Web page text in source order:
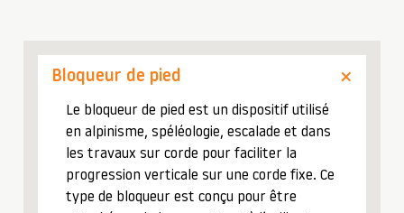
Bloqueur de pied
Le bloqueur de pied est un dispositif utilisé
en alpinisme, spéléologie, escalade et dans
les travaux sur corde pour faciliter la
progression verticale sur une corde fixe. Ce
type de bloqueur est conçu pour être